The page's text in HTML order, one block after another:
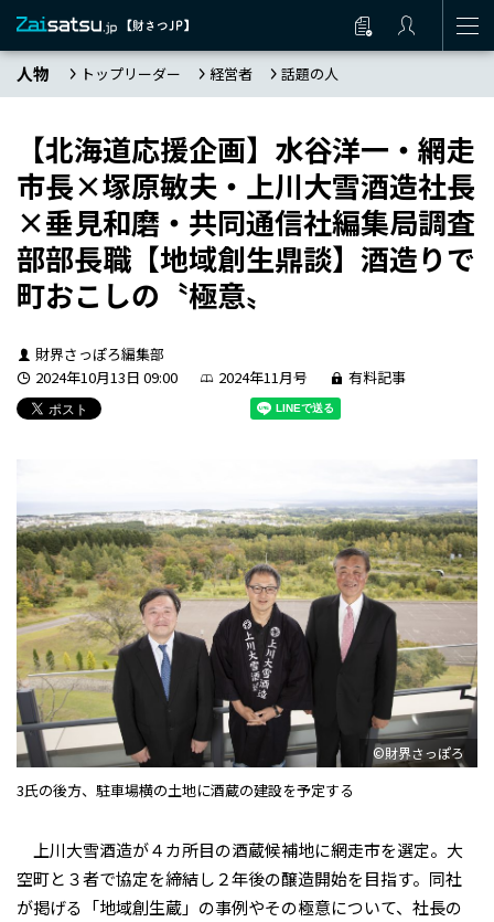
人物 トップリーダー 経営者 話題の人
【北海道応援企画】水谷洋一・網走
市長×塚原敏夫・上川大雪酒造社長
×垂見和磨・共同通信社編集局調査
部部長職【地域創生鼎談】酒造りで
町おこしの〝極意〟
財界さっぽろ編集部
2024年10月13日 09:00
2024年11月号 有料記事
©財界さっぽろ
3氏の後方、駐車場横の土地に酒蔵の建設を予定する
上川大雪酒造が４カ所目の酒蔵候補地に網走市を選定。大
空町と３者で協定を締結し２年後の醸造開始を目指す。同社
が掲げる「地域創生蔵」の事例やその極意について、社長の